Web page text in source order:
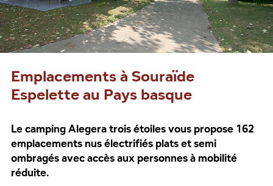
Emplacements à Souraïde
Espelette au Pays basque
Le camping Alegera trois étoiles vous propose 162
emplacements nus électrifiés plats et semi
ombragés avec accès aux personnes à mobilité
réduite.